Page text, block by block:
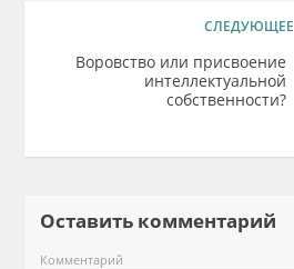
СЛЕДУЮЩЕЕ
Воровство или присвоение
интеллектуальной
собственности?
Оставить комментарий
Комментарий